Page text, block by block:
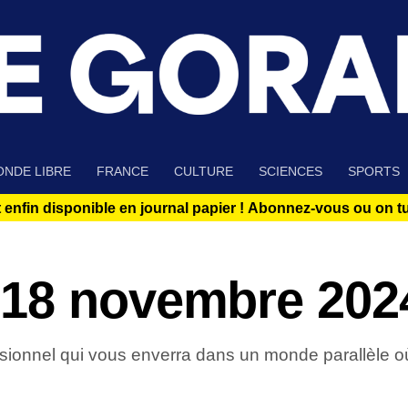
LIBRE FRANCE CULTURE SCIENCES SPORTS
enfin disponible en journal papier ! Abonnez-vous ou on
novembre
qui vous enverra dans un monde parallèle